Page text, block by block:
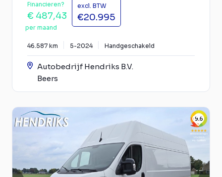
Financieren?
€ 487,43
per maand
excl. BTW
€20.995
46.587 km 5-2024 Handgeschakeld
Autobedrijf Hendriks B.V.
Beers